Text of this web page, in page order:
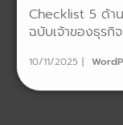
Checklist 5 ด้า
ฉบับเจ้าของธุรกิ
10/11/2025